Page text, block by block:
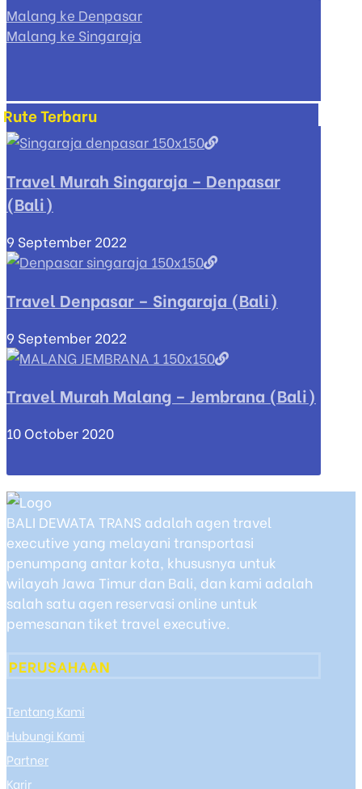
Malang ke Denpasar
Malang ke Singaraja
Rute Terbaru
Travel Murah Singaraja – Denpasar
(Bali)
9 September 2022
Travel Denpasar – Singaraja (Bali)
9 September 2022
Travel Murah Malang – Jembrana (Bali)
10 October 2020
BALI DEWATA TRANS adalah agen travel
executive yang melayani transportasi
penumpang antar kota, khususnya untuk
wilayah Jawa Timur dan Bali, dan kami adalah
salah satu agen reservasi online untuk
pemesanan tiket travel executive.
PERUSAHAAN
Tentang Kami
Hubungi Kami
Partner
Karir